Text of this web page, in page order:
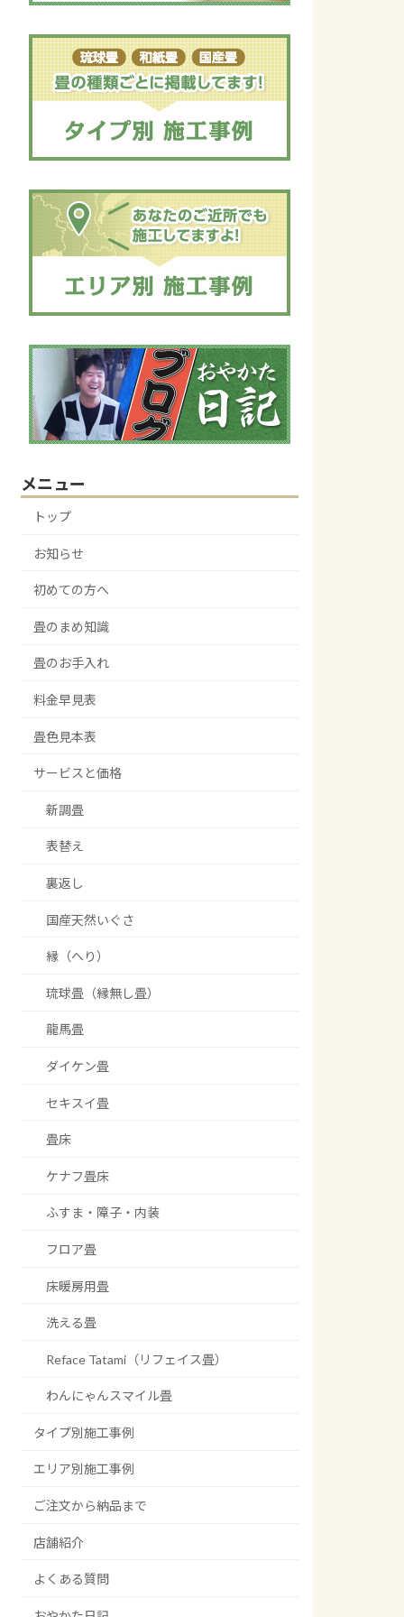
メニュー
トップ
お知らせ
初めての方へ
畳のまめ知識
畳のお手入れ
料金早見表
畳色見本表
サービスと価格
新調畳
表替え
裏返し
国産天然いぐさ
縁（へり）
琉球畳（縁無し畳）
龍馬畳
ダイケン畳
セキスイ畳
畳床
ケナフ畳床
ふすま・障子・内装
フロア畳
床暖房用畳
洗える畳
Reface Tatami（リフェイス畳）
わんにゃんスマイル畳
タイプ別施工事例
エリア別施工事例
ご注文から納品まで
店舗紹介
よくある質問